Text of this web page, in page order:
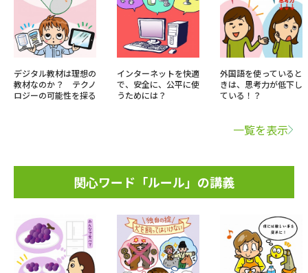
デジタル教材は理想の
教材なのか？ テクノ
ロジーの可能性を探る
インターネットを快適
で、安全に、公平に使
うためには？
外国語を使っていると
きは、思考力が低下し
ている！？
一覧を表示
関心ワード「ルール」の講義